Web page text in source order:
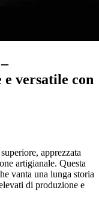
e versatile con
apprezzata
artigianale. Questa
vanta una lunga storia
di produzione e